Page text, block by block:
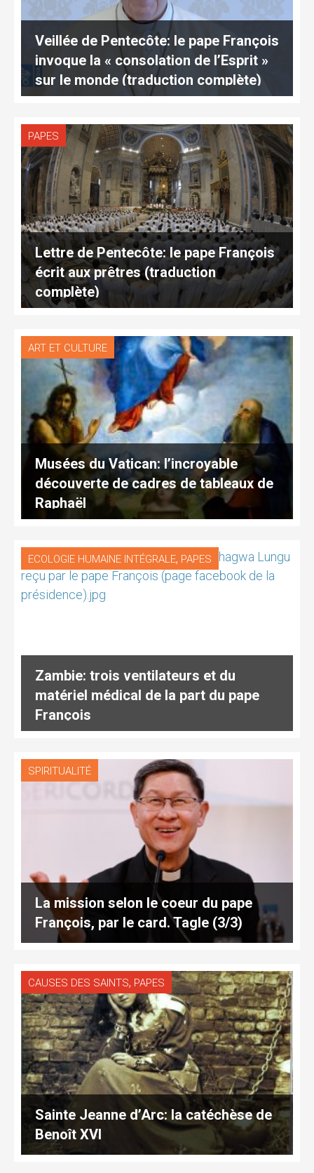
Veillée de Pentecôte: le pape François
invoque la « consolation de l’Esprit »
sur le monde (traduction complète)
PAPES
Lettre de Pentecôte: le pape François
écrit aux prêtres (traduction
complète)
ART ET CULTURE
Musées du Vatican: l’incroyable
découverte de cadres de tableaux de
Raphaël
ECOLOGIE HUMAINE INTÉGRALE, PAPES
Zambie: trois ventilateurs et du
matériel médical de la part du pape
François
SPIRITUALITÉ
La mission selon le coeur du pape
François, par le card. Tagle (3/3)
CAUSES DES SAINTS, PAPES
Sainte Jeanne d’Arc: la catéchèse de
Benoît XVI